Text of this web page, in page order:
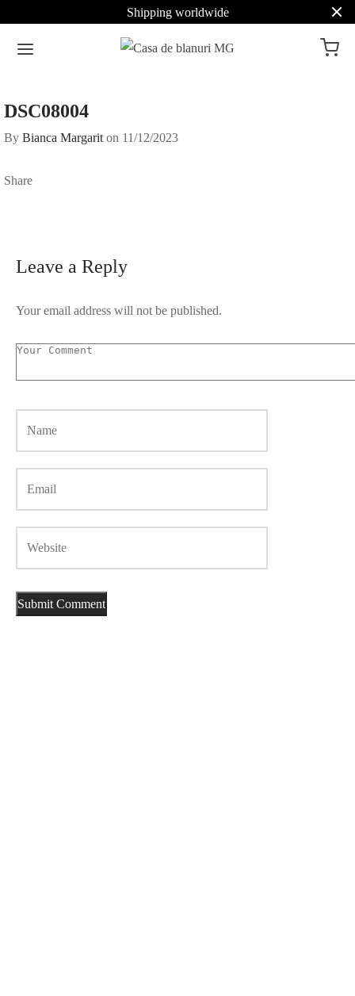
Shipping worldwide
DSC08004
By Bianca Margarit on 11/12/2023
Share
Leave a Reply
Your email address will not be published.